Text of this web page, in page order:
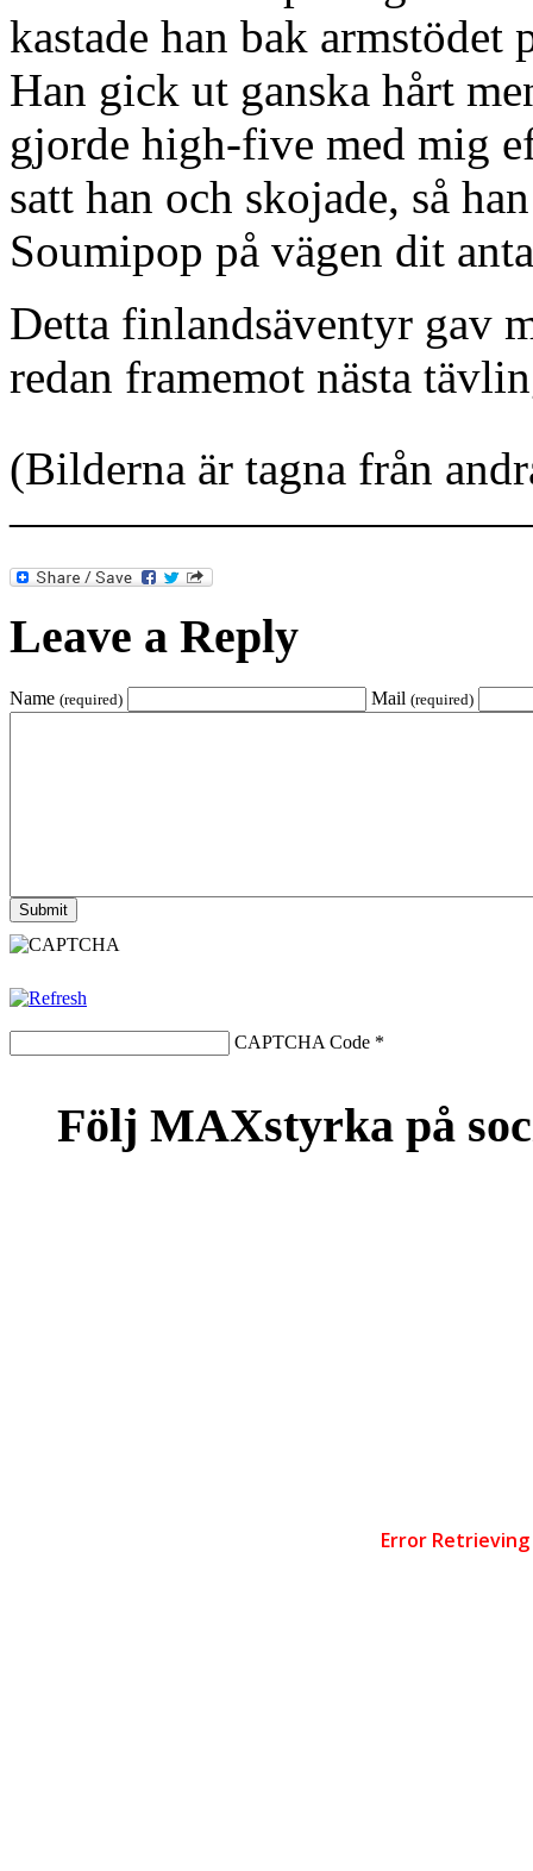
kastade han bak
Han gick ut ganska hårt
gjorde high-five med mig
satt han och skojade, så
Soumipop på vägen dit
Detta finlandsäventyr gav
redan framemot nästa
(Bilderna är tagna från
Leave a Reply
Name (required) Mail (required)
CAPTCHA Code *
Följ MAXstyrka på